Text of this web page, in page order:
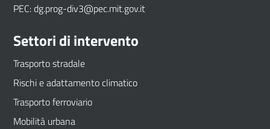
PEC: dg.prog-div3@pec.mit.gov.it
Settori di intervento
Trasporto stradale
Rischi e adattamento climatico
Trasporto ferroviario
Mobilità urbana